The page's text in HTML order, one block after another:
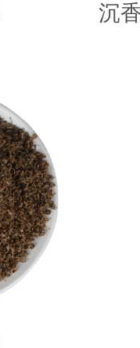
沉